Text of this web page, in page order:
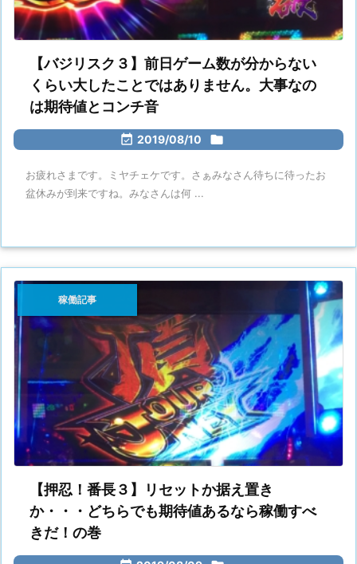
【バジリスク３】前日ゲーム数が分からない
くらい大したことではありません。大事なの
は期待値とコンチ音
 2019/08/10 
お疲れさまです。ミヤチェケです。さぁみなさん待ちに待ったお
盆休みが到来ですね。みなさんは何 ...
【押忍！番長３】リセットか据え置き
か・・・どちらでも期待値あるなら稼働すべ
きだ！の巻
稼働記事